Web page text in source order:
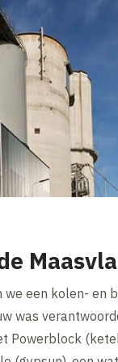
een kolen- en
was
Powerblock